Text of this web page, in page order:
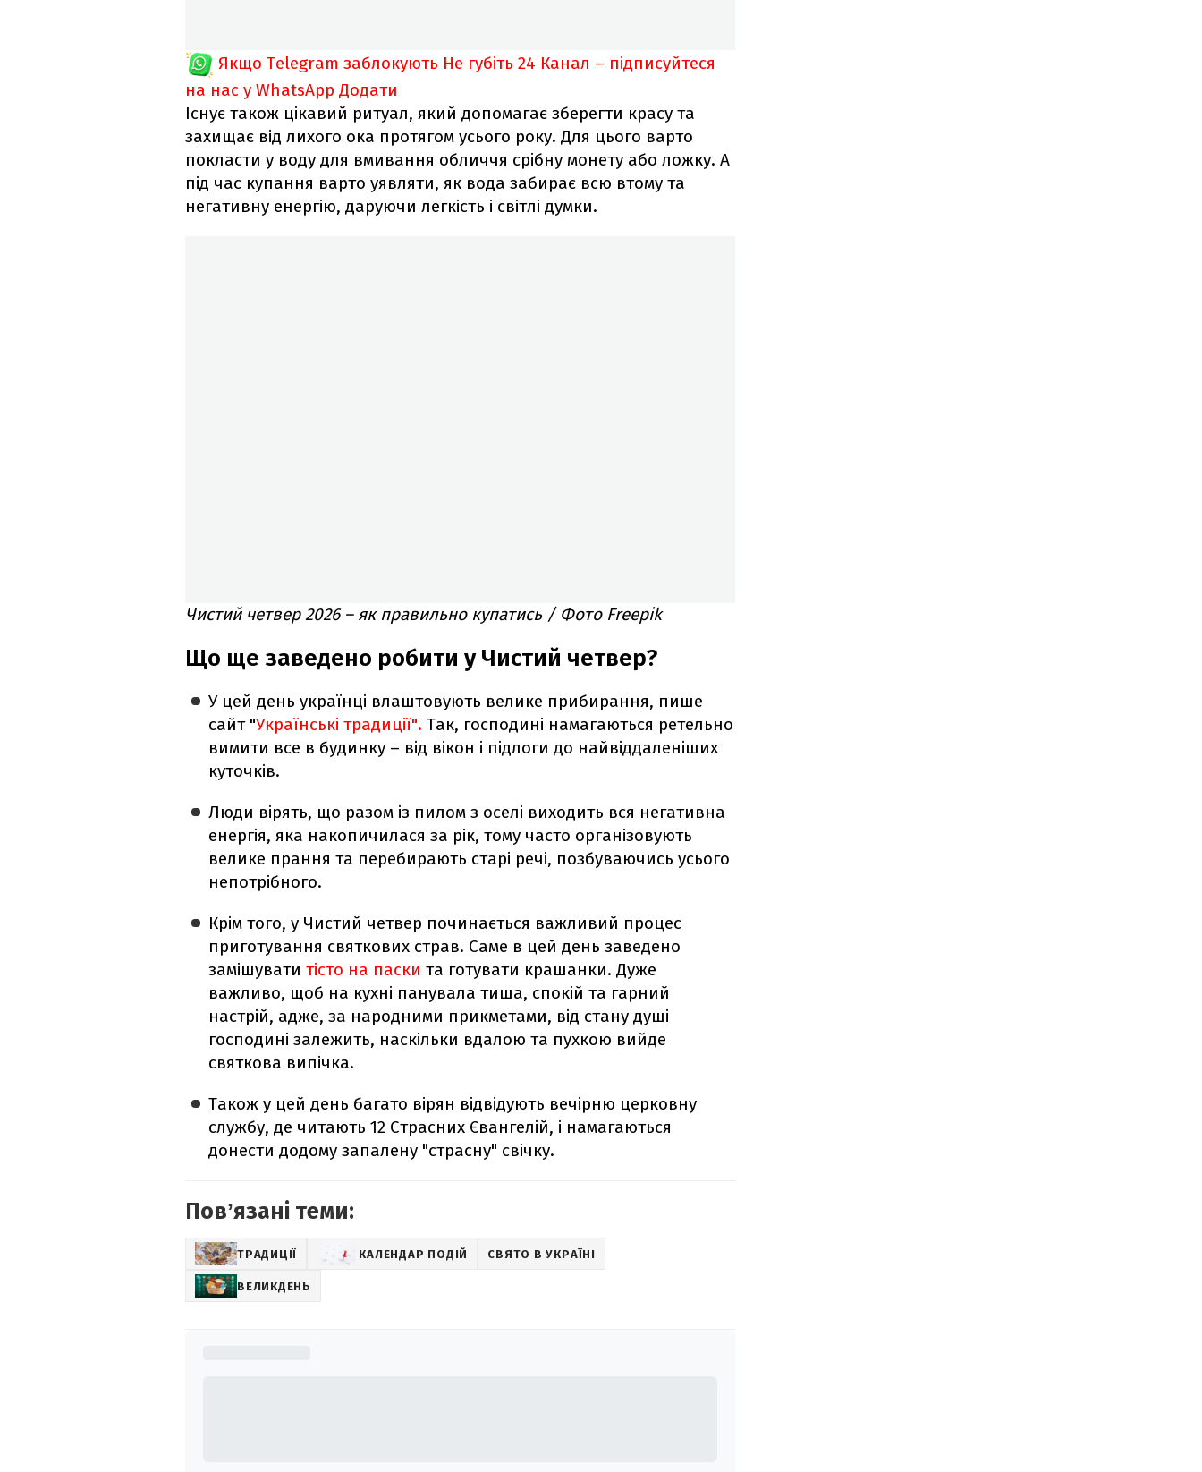
Якщо Telegram заблокують Не губіть 24 Канал – підписуйтеся
на нас у WhatsApp Додати
Існує також цікавий ритуал, який допомагає зберегти красу та
захищає від лихого ока протягом усього року. Для цього варто
покласти у воду для вмивання обличчя срібну монету або ложку. А
під час купання варто уявляти, як вода забирає всю втому та
негативну енергію, даруючи легкість і світлі думки.
Чистий четвер 2026 – як правильно купатись / Фото Freepik
Що ще заведено робити у Чистий четвер?
У цей день українці влаштовують велике прибирання, пише
сайт "Українські традиції". Так, господині намагаються ретельно
вимити все в будинку – від вікон і підлоги до найвіддаленіших
куточків.
Люди вірять, що разом із пилом з оселі виходить вся негативна
енергія, яка накопичилася за рік, тому часто організовують
велике прання та перебирають старі речі, позбуваючись усього
непотрібного.
Крім того, у Чистий четвер починається важливий процес
приготування святкових страв. Саме в цей день заведено
замішуватитісто на паскита готувати крашанки. Дуже
важливо, щоб на кухні панувала тиша, спокій та гарний
настрій, адже, за народними прикметами, від стану душі
господині залежить, наскільки вдалою та пухкою вийде
святкова випічка.
Також у цей день багато вірян відвідують вечірню церковну
службу, де читають 12 Страсних Євангелій, і намагаються
донести додому запалену "страсну" свічку.
Повʼязані теми:
ТРАДИЦІЇ КАЛЕНДАР ПОДІЙ СВЯТО В УКРАЇНІ
ВЕЛИКДЕНЬ